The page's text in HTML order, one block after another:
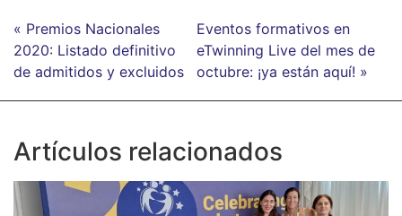
« Premios Nacionales
2020: Listado definitivo
de admitidos y excluidos
Eventos formativos en
eTwinning Live del mes de
octubre: ¡ya están aquí! »
Artículos relacionados